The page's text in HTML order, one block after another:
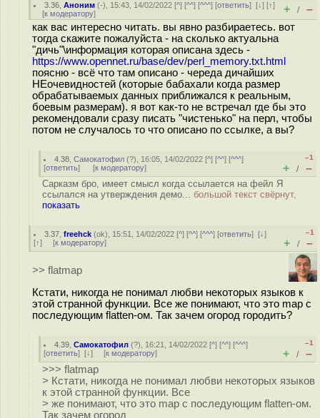
3.36 ,Аноним (-), 15:43, 14/02/2022 [^] [^^] [^^^] [ответить][↓] [↑]
[к модератору] + / –
как вас интересно читать. вы явно разбираетесь. вот
тогда скажите пожалуйста - на сколько актуальна
"дичь"\информация которая описана здесь -
https://www.opennet.ru/base/dev/perl_memory.txt.html
поясню - всё что там описано - череда дичайших
НЕочевидностей (которые бабахали когда размер
обрабатываемых данных приближался к реальным,
боевым размерам). я вот как-то не встречал где бы это
рекомендовали сразу писать "чистенько" на перл, чтобы
потом не случалось то что описано по ссылке, а вы?
4.38 ,Самокатофил (?), 16:05, 14/02/2022 [^] [^^] [^^^]
[ответить] [к модератору]
–1
+ / –
Сарказм бро, имеет смысл когда ссылается на фейл Я
ссылался на утверждения демо... большой текст свёрнут,
показать
3.37 ,freehck (ok), 15:51, 14/02/2022 [^] [^^] [^^^] [ответить][↓]
[↑] [к модератору]
–1
+ / –
>> flatmap
Кстати, никогда не понимал любви некоторых языков к
этой странной функции. Все же понимают, что это map с
последующим flatten-ом. Так зачем огород городить?
4.39 ,Самокатофил (?), 16:21, 14/02/2022 [^] [^^] [^^^]
[ответить] [↓] [к модератору]
–1
+ / –
>>> flatmap
> Кстати, никогда не понимал любви некоторых языков
к этой странной функции. Все
> же понимают, что это map с последующим flatten-ом.
Так зачем огород